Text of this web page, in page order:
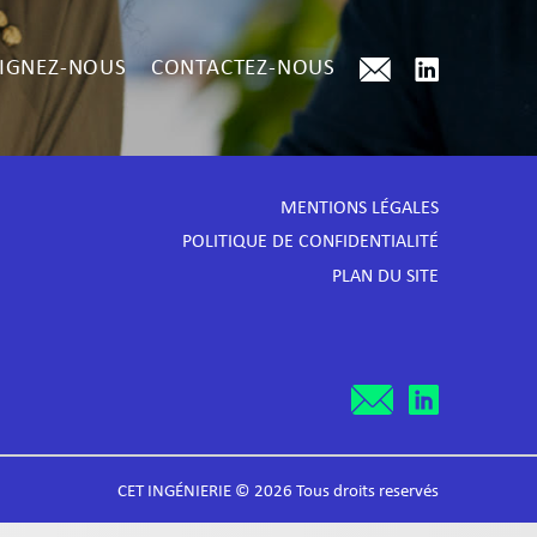
NOUS CONTACTEZ-NOUS
MENTIONS LÉGALES
POLITIQUE DE CONFIDENTIALITÉ
PLAN DU SITE
CET INGÉNIERIE © 2026 Tous droits reservés